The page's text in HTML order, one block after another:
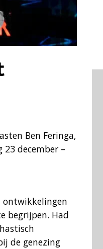
Ben Feringa,
december –
ontwikkelingen
begrijpen. Had
de genezing